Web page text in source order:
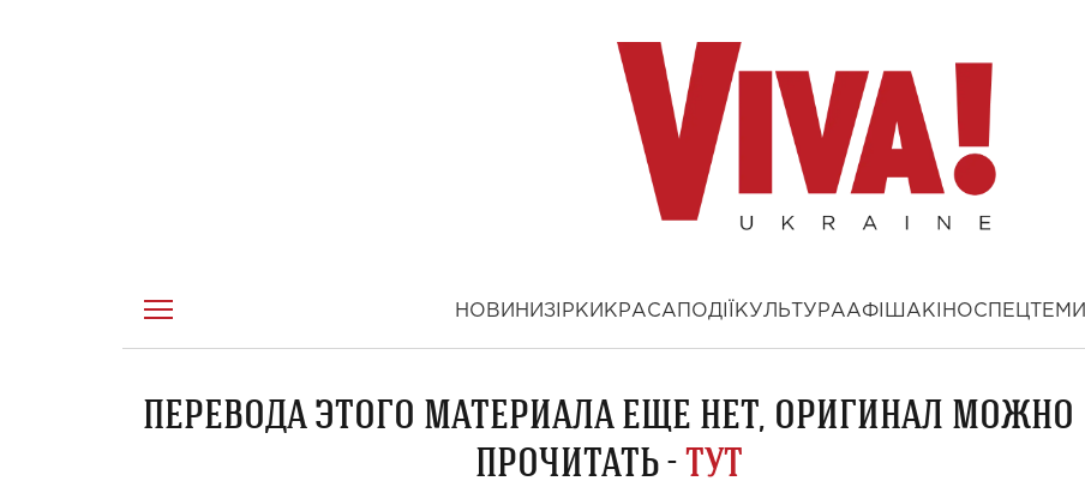
НОВИНИ ЗІРКИ КРАСА ПОДІЇ КУЛЬТУРААФІША КІНОСПЕЦТЕМИ
ПЕРЕВОДА ЭТОГО МАТЕРИАЛА ЕЩЕ НЕТ, ОРИГИНАЛ МОЖНО
ПРОЧИТАТЬ -ТУТ